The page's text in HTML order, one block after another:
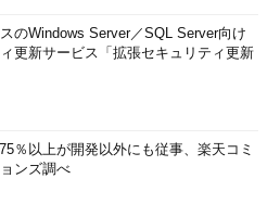
のWindows Server／SQL Server向け
更新サービス「拡張セキュリティ更新
％以上が開発以外にも従事、楽天コミ
ンズ調べ